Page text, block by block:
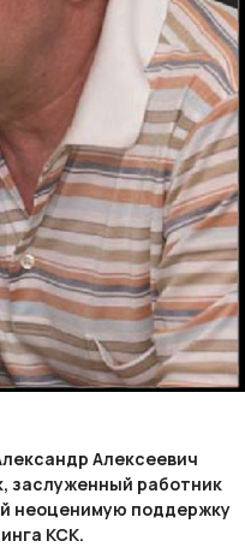
Алексеевич
заслуженный работник
неоценимую поддержку
КСК.